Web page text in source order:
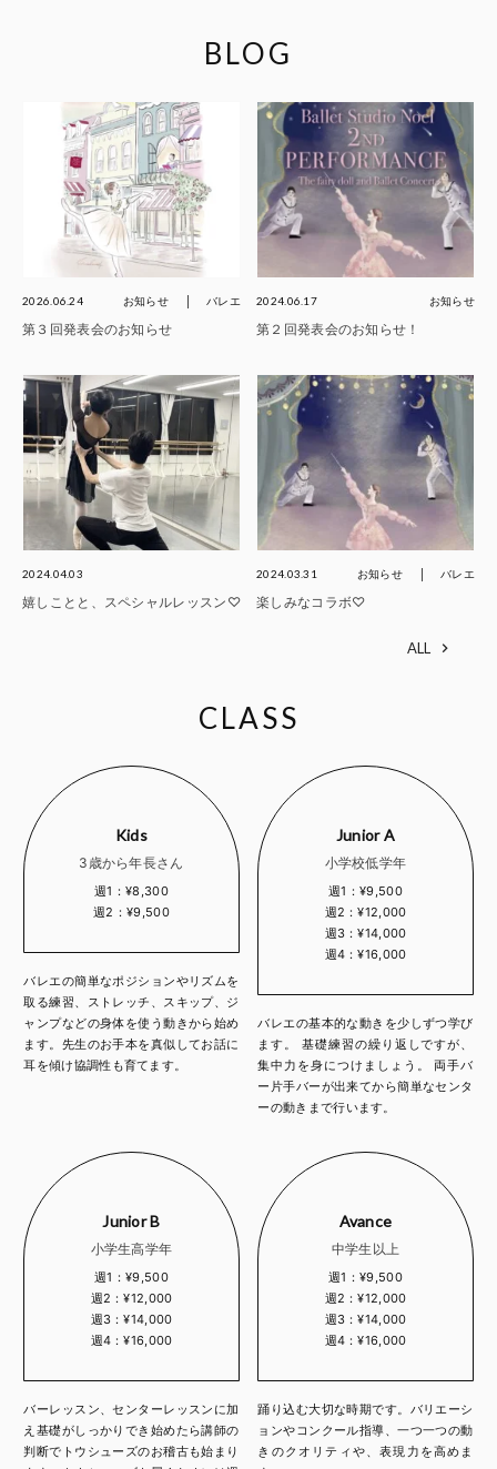
BLOG
2026.06.24 お知らせ バレエ
第３回発表会のお知らせ
2024.06.17 お知らせ
第２回発表会のお知らせ！
2024.04.03
嬉しことと、スペシャルレッスン♡
2024.03.31 お知らせ バレエ
楽しみなコラボ♡
ALL
CLASS
Kids
3歳から年長さん
週1：¥8,300
週2：¥9,500
バレエの簡単なポジションやリズムを
取る練習、ストレッチ、スキップ、ジ
ャンプなどの身体を使う動きから始め
ます。先生のお手本を真似してお話に
耳を傾け協調性も育てます。
Junior A
小学校低学年
週1：¥9,500
週2：¥12,000
週3：¥14,000
週4：¥16,000
バレエの基本的な動きを少しずつ学び
ます。 基礎練習の繰り返しですが、
集中力を身につけましょう。 両手バ
ー片手バーが出来てから簡単なセンタ
ーの動きまで行います。
Junior B
小学生高学年
週1：¥9,500
週2：¥12,000
週3：¥14,000
週4：¥16,000
バーレッスン、センターレッスンに加
え基礎がしっかりでき始めたら講師の
判断でトウシューズのお稽古も始まり
Avance
中学生以上
週1：¥9,500
週2：¥12,000
週3：¥14,000
週4：¥16,000
踊り込む大切な時期です。バリエーシ
ョンやコンクール指導、一つ一つの動
きのクオリティや、表現力を高めま